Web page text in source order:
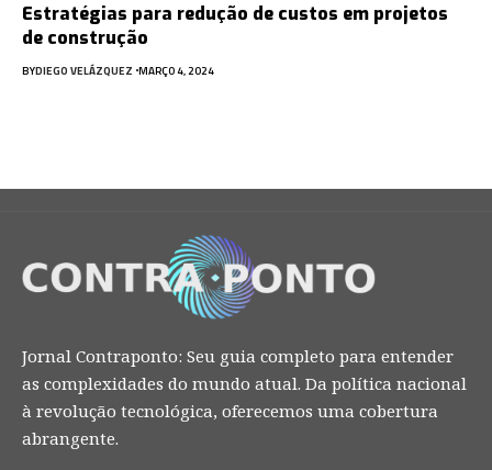
Estratégias para redução de custos em projetos
de construção
BYDIEGO VELÁZQUEZ MARÇO 4, 2024
Jornal Contraponto: Seu guia completo para entender
as complexidades do mundo atual. Da política nacional
à revolução tecnológica, oferecemos uma cobertura
abrangente.